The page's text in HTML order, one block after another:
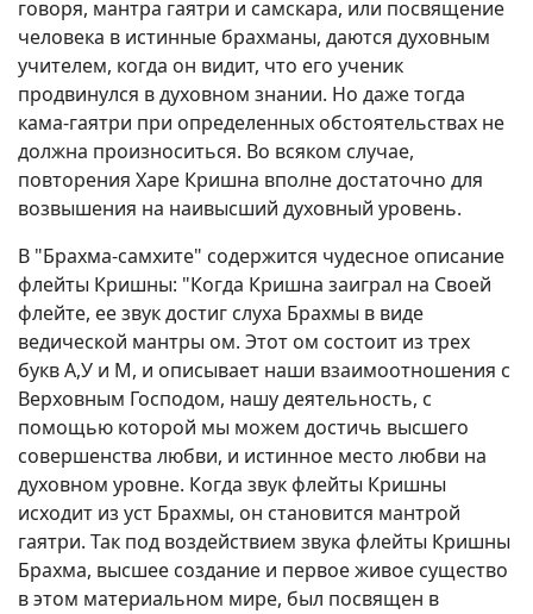
говоря, мантра гаятри и самскара, или посвящение
человека в истинные брахманы, даются духовным
учителем, когда он видит, что его ученик
продвинулся в духовном знании. Но даже тогда
кама-гаятри при определенных обстоятельствах не
должна произноситься. Во всяком случае,
повторения Харе Кришна вполне достаточно для
возвышения на наивысший духовный уровень.
В "Брахма-самхите" содержится чудесное описание
флейты Кришны: "Когда Кришна заиграл на Своей
флейте, ее звук достиг слуха Брахмы в виде
ведической мантры ом. Этот ом состоит из трех
букв А,У и М, и описывает наши взаимоотношения с
Верховным Господом, нашу деятельность, с
помощью которой мы можем достичь высшего
совершенства любви, и истинное место любви на
духовном уровне. Когда звук флейты Кришны
исходит из уст Брахмы, он становится мантрой
гаятри. Так под воздействием звука флейты Кришны
Брахма, высшее создание и первое живое существо
в этом материальном мире, был посвящен в